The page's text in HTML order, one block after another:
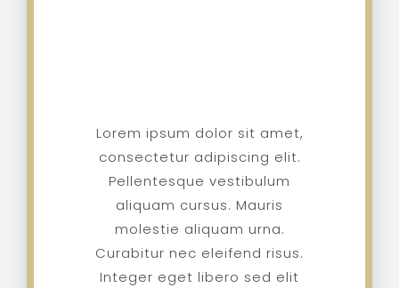
Lorem ipsum dolor sit amet,
consectetur adipiscing elit.
Pellentesque vestibulum
aliquam cursus. Mauris
molestie aliquam urna.
Curabitur nec eleifend risus.
Integer eget libero sed elit